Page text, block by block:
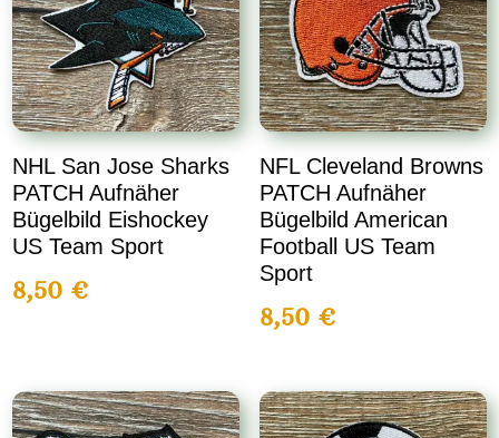
NHL San Jose Sharks
PATCH Aufnäher
Bügelbild Eishockey
US Team Sport
8,50 €
NFL Cleveland Browns
PATCH Aufnäher
Bügelbild American
Football US Team
Sport
8,50 €